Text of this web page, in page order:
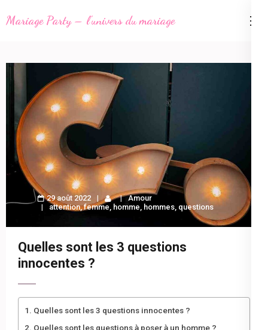
au
(Pressez
Entrée)
Mariage Party – l'univers du mariage
29 août 2022
Amour
attention,femme, homme, hommes, questions
Quelles sont les 3 questions
innocentes ?
Quelles sont les 3 questions innocentes ?
Quelles sont les questions à poser à un homme ?